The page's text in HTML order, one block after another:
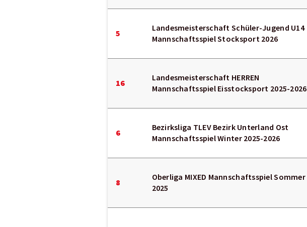
5
Landesmeisterschaft Schüler-Jugend U14
Mannschaftsspiel Stocksport 2026
16
Landesmeisterschaft HERREN
Mannschaftsspiel Eisstocksport 2025-2026
6
Bezirksliga TLEV Bezirk Unterland Ost
Mannschaftsspiel Winter 2025-2026
8
Oberliga MIXED Mannschaftsspiel Sommer
2025